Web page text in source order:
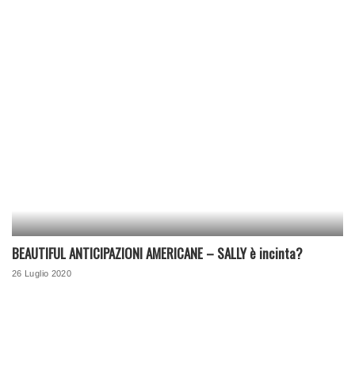
BEAUTIFUL ANTICIPAZIONI AMERICANE – SALLY è incinta?
26 Luglio 2020